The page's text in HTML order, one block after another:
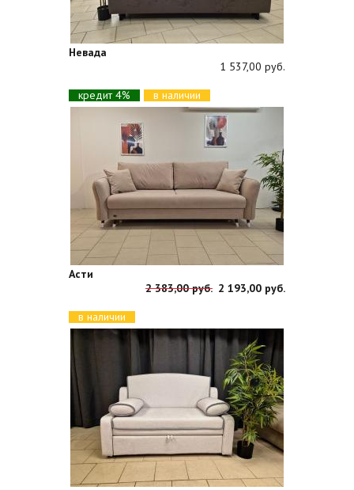
Невада
1 537,00 руб.
кредит 4%
в наличии
Асти
2 383,00 руб. 2 193,00 руб.
в наличии